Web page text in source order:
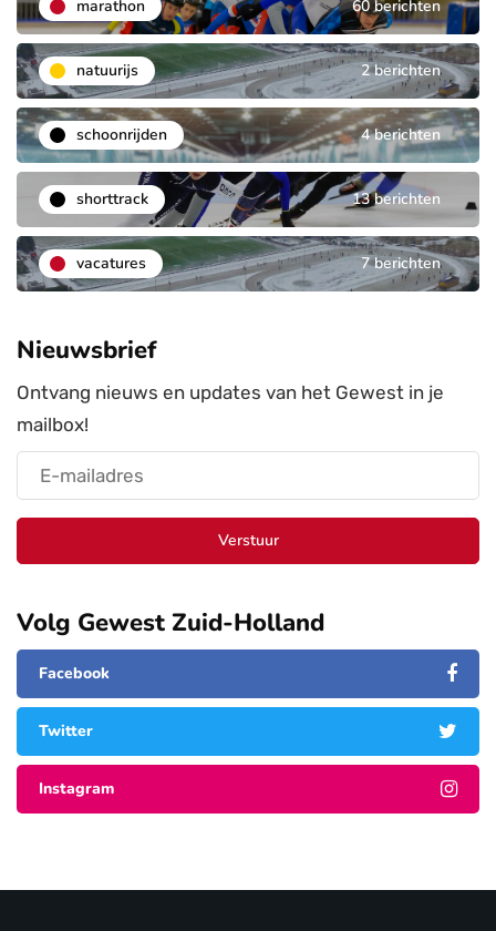
marathon 60 berichten
natuurijs 2 berichten
schoonrijden 4 berichten
shorttrack 13 berichten
vacatures 7 berichten
Nieuwsbrief
Ontvang nieuws en updates van het Gewest in je
mailbox!
Verstuur
Volg Gewest Zuid-Holland
Facebook
Twitter
Instagram